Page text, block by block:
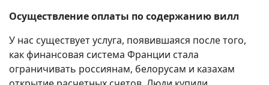
Осуществление оплаты по содержанию вилл
У нас существует услуга, появившаяся после того,
как финансовая система Франции стала
ограничивать россиянам, белорусам и казахам